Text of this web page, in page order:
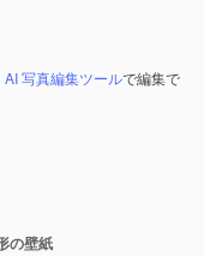
AI 写真編集ツールで編集で
の壁紙